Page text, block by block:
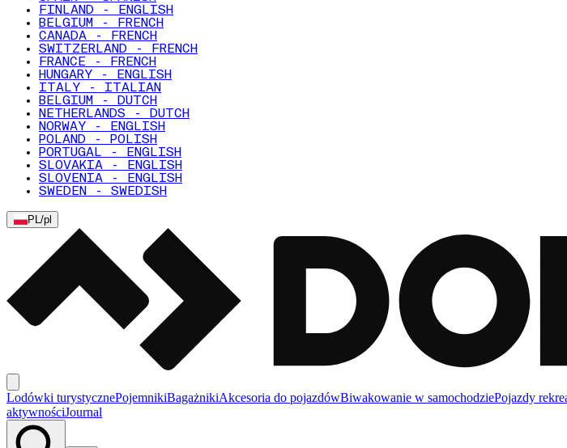
FINLAND - ENGLISH
BELGIUM - FRENCH
CANADA - FRENCH
SWITZERLAND - FRENCH
FRANCE - FRENCH
HUNGARY - ENGLISH
ITALY - ITALIAN
BELGIUM - DUTCH
NETHERLANDS - DUTCH
NORWAY - ENGLISH
POLAND - POLISH
PORTUGAL - ENGLISH
SLOVAKIA - ENGLISH
SLOVENIA - ENGLISH
SWEDEN - SWEDISH
PL/pl
Lodówki turystycznePojemnikiBagażnikiAkcesoria do pojazdówBiwakowanie w samochodziePojazdy
aktywnościJournal